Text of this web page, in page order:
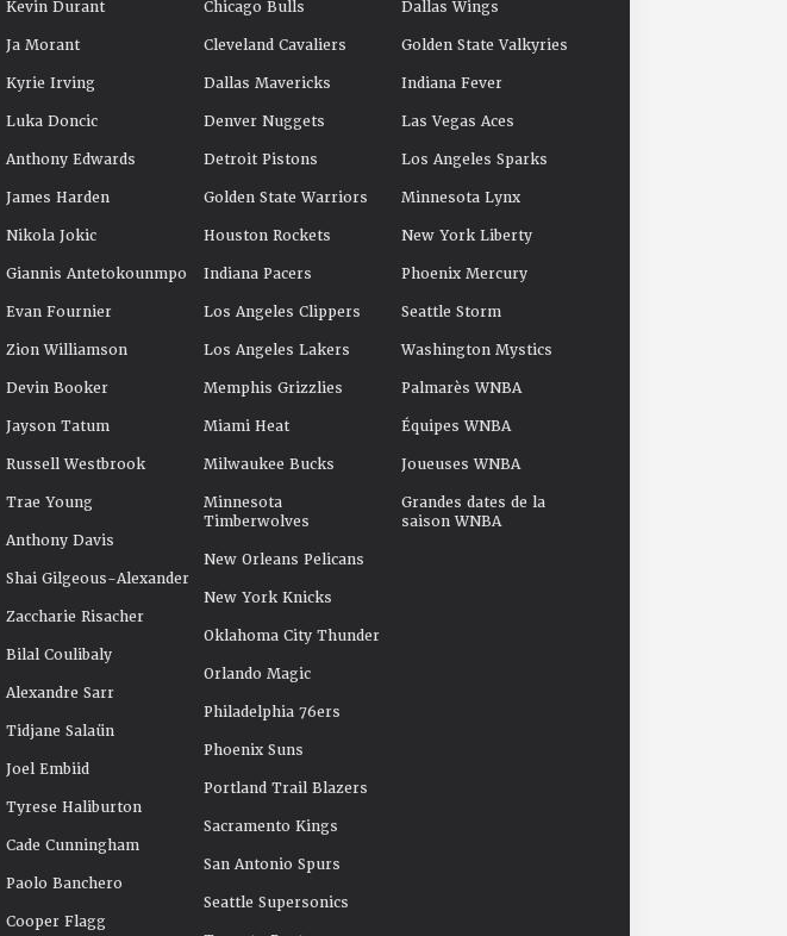
Kevin Durant
Ja Morant
Kyrie Irving
Luka Doncic
Anthony Edwards
James Harden
Nikola Jokic
Giannis Antetokounmpo
Evan Fournier
Zion Williamson
Devin Booker
Jayson Tatum
Russell Westbrook
Trae Young
Anthony Davis
Shai Gilgeous-Alexander
Zaccharie Risacher
Bilal Coulibaly
Alexandre Sarr
Tidjane Salaün
Joel Embiid
Tyrese Haliburton
Cade Cunningham
Paolo Banchero
Cooper Flagg
Chicago Bulls
Cleveland Cavaliers
Dallas Mavericks
Denver Nuggets
Detroit Pistons
Golden State Warriors
Houston Rockets
Indiana Pacers
Los Angeles Clippers
Los Angeles Lakers
Memphis Grizzlies
Miami Heat
Milwaukee Bucks
Minnesota
Timberwolves
New Orleans Pelicans
New York Knicks
Oklahoma City Thunder
Orlando Magic
Philadelphia 76ers
Phoenix Suns
Portland Trail Blazers
Sacramento Kings
San Antonio Spurs
Seattle Supersonics
Dallas Wings
Golden State Valkyries
Indiana Fever
Las Vegas Aces
Los Angeles Sparks
Minnesota Lynx
New York Liberty
Phoenix Mercury
Seattle Storm
Washington Mystics
Palmarès WNBA
Équipes WNBA
Joueuses WNBA
Grandes dates de la
saison WNBA